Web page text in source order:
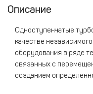
Описание
Одноступенчатые
качестве
оборудования в ряде
связанных с
созданием